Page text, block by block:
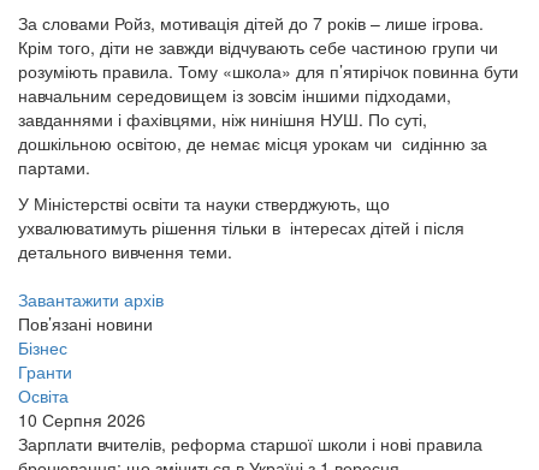
За словами Ройз, мотивація дітей до 7 років – лише ігрова.
Крім того, діти не завжди відчувають себе частиною групи чи
розуміють правила. Тому «школа» для п’ятирічок повинна бути
навчальним середовищем із зовсім іншими підходами,
завданнями і фахівцями, ніж нинішня НУШ. По суті,
дошкільною освітою, де немає місця урокам чи сидінню за
партами.
У Міністерстві освіти та науки стверджують, що
ухвалюватимуть рішення тільки в інтересах дітей і після
детального вивчення теми.
Завантажити архів
Пов’язані новини
Бізнес
Гранти
Освіта
10 Серпня 2026
Зарплати вчителів, реформа старшої школи і нові правила